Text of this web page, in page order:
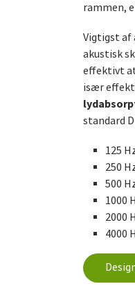
rammen,
Vigtigst af
akustisk
effektivt
især
standard
125
250
500
1000
2000
4000